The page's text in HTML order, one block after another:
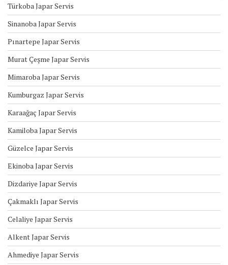
Türkoba Japar Servis
Sinanoba Japar Servis
Pınartepe Japar Servis
Murat Çeşme Japar Servis
Mimaroba Japar Servis
Kumburgaz Japar Servis
Karaağaç Japar Servis
Kamiloba Japar Servis
Güzelce Japar Servis
Ekinoba Japar Servis
Dizdariye Japar Servis
Çakmaklı Japar Servis
Celaliye Japar Servis
Alkent Japar Servis
Ahmediye Japar Servis